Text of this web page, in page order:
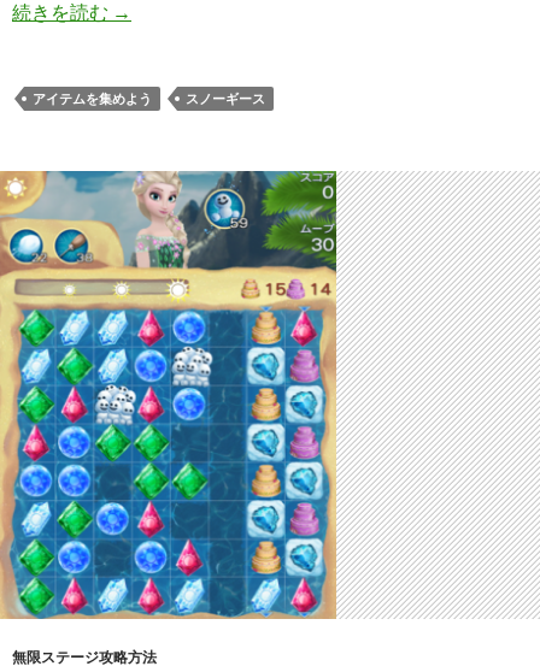
続きを読む アナと雪の女王 Free Fall 無限 ステージ12 攻略の
→
アイテムを集めよう スノーギース
無限ステージ攻略方法